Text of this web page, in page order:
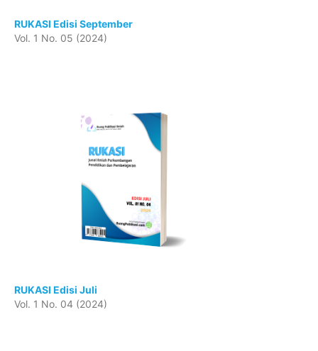
RUKASI Edisi September
Vol. 1 No. 05 (2024)
RUKASI Edisi Juli
Vol. 1 No. 04 (2024)